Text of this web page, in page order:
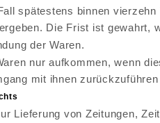
spätestens binnen
Die Frist ist gewahrt,
der Waren.
nur aufkommen, wenn
mit ihnen
Lieferung von Zeitungen,